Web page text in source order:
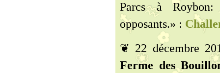
Parcs à
opposants.» :
❦ 22 décembre
Ferme des